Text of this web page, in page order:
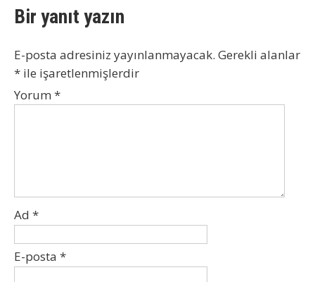
Bir yanıt yazın
E-posta adresiniz yayınlanmayacak. Gerekli alanlar
* ile işaretlenmişlerdir
Yorum *
Ad *
E-posta *